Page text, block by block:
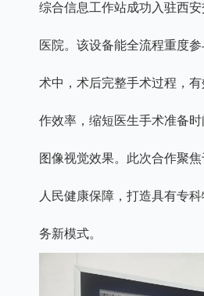
综合信息工作站成功入驻西
医院。该设备能全流程重度参
术中，术后完整手术过程，
作效率，缩短医生手术准备
图像视觉效果。此次合作聚
人民健康保障，打造具有专
务新模式。